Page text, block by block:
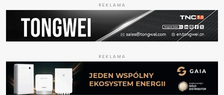
REKLAMA
REKLAMA